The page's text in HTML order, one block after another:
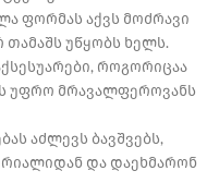
ფორმას აქვს მოძრავი
თამაშს უწყობს ხელს.
როგორიცაა
უფრო მრავალფეროვანს
აძლევს ბავშვებს,
და დაეხმარონ